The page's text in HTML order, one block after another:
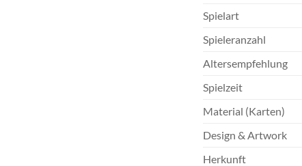
Spielart
Spieleranzahl
Altersempfehlung
Spielzeit
Material (Karten)
Design & Artwork
Herkunft